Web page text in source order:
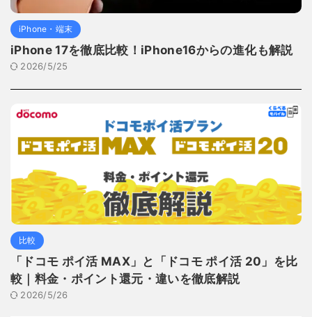
iPhone・端末
iPhone 17を徹底比較！iPhone16からの進化も解説
2026/5/25
比較
「ドコモ ポイ活 MAX」と「ドコモ ポイ活 20」を比
較｜料金・ポイント還元・違いを徹底解説
2026/5/26